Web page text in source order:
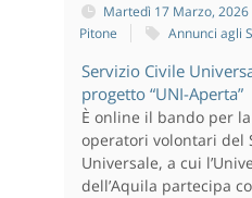
Martedì 17 Marzo, 2026
Pitone
Annunci agli
Servizio Civile
progetto “UNI-Aperta”
È online il bando per
operatori volontari del
Universale, a cui
dell’Aquila partecipa